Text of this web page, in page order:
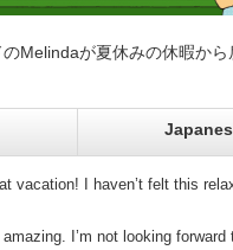
Melindaが夏休みの休暇から
vacation! I haven’t felt this
I’m not looking forward